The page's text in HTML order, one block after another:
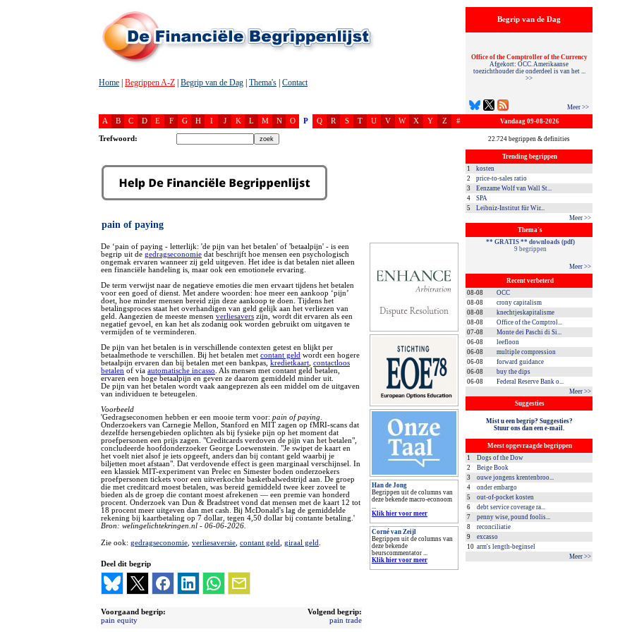
Home Begrippen A-Z Begrip van de Dag Thema's Contact
A B C D E F G H I J K L M N O P Q R S T U V W X Y Z #
Trefwoord:
Begrip van de Dag
Meer >>
Office of the Comptroller of the Currency
Afgekort: OCC. Amerikaanse
toezichthouder die onderdeel is van het ...
>>
Vandaag 09-08-2026
22.724 begrippen & definities
Trending begrippen
1
kosten
2
price-to-sales ratio
3
Eenzame Wolf van Wall St...
4
SPA
5
Leibniz-Institut für Wir...
Meer >>
Thema's
** GRATIS ** downloads (pdf)
9 begrippen
Meer >>
Recent verbeterd
08-08
OCC
08-08
crony capitalism
08-08
knechtjeskapitalisme
08-08
Office of the Comptrol...
07-08
Monte dei Paschi di Si...
06-08
leefloon
06-08
multiple compression
06-08
forward guidance
06-08
buy the dips
06-08
Federal Reserve Bank o...
Meer >>
Suggesties
Mist u een begrip? Suggesties?
Stuur ons dan een e-mail.
Meest opgevraagde begrippen
1
Dogs of the Dow
2
Beige Book
3
ouwe jongens krentenbroo...
4
onder embargo
5
out-of-pocket kosten
6
debt service coverage ra...
7
penny wise, pound foolis...
8
reconciliatie
9
excasso
10 arm's length-beginsel
Meer >>
pain of paying
De ‘pain of paying - letterlijk: 'de pijn van het betalen' of 'betaalpijn' - is een
begrip uit de gedragseconomie dat beschrijft hoe mensen een psychologisch
ongemak ervaren wanneer zij geld uitgeven. Het idee is dat betalen niet alleen
een financiële handeling is, maar ook een emotionele ervaring.
De term verwijst naar de negatieve emoties die men ervaart tijdens het betalen
voor een goed of dienst. Met andere woorden: hoe meer een aankoop ‘pijn’
doet, hoe minder mensen bereid zijn deze aankoop te doen. Tijdens het
betalingsproces staat het overhandigen van geld gelijk aan het verliezen van
geld. Aangezien de meeste mensen verliesavers zijn, wordt dit ervaren als een
negatief gevoel, en kan het als zodanig ook worden gebruikt om uitgaven te
vermijden of te verminderen.
De pijn van het betalen is in verschillende contexten getest en blijkt per
betaalmethode te verschillen. Bij het betalen met contant geld wordt een hogere
betaalpijn ervaren dan bij betalen met een bankpas, kredietkaart contactloos
betalen of via automatische incasso . Als mensen met contant geld betalen,
ervaren een hoge betaalpijn en geven ze daarom gemiddeld minder uit.
De pijn van het betalen wordt vaak aangeprezen als een middel om de uitgaven
van individuen te beteugelen.
Voorbeeld
'Gedragseconomen hebben er een mooie term voor: pain of paying
Onderzoekers van Carnegie Mellon, Stanford en MIT zagen op fMRI-scans dat
dezelfde hersengebieden oplichten als bij fysieke pijn op het moment dat
proefpersonen een prijs zagen. "Creditcards verdoven de pijn van het betalen",
concludeerde hoofdonderzoeker George Loewenstein. "Je swipet de kaart en
het voelt niet alsof je iets opgeeft, anders dan bij contant geld waarbij je
biljetten moet afstaan". Dat verdovende effect is geen marginaal verschijnsel. In
een klassiek MIT-experiment van Prelec en Simester boden onderzoekers
proefpersonen tickets voor een uitverkochte basketbalwedstrijd aan. De groep
die met creditcard moest betalen, was bereid gemiddeld twee keer zoveel te
bieden als de groep die contant moest afrekenen — een premie van honderd
procent. Onderzoek van Dun & Bradstreet vond dat mensen met de kaart 12 tot
18 procent meer uitgeven dan met cash. Bij McDonald's lag de gemiddelde
rekening bij kaartbetaling op 7 dollar, tegen 4,50 dollar bij contante betaling.'
Bron: welingelichtekringen.nl - 06-06-2026.
Zie ook: gedragseconomie verliesaversie contant geld giraal geld
Deel dit begrip
Voorgaand begrip:
pain equity
Volgend begrip:
pain trade
Han de Jong
Begrippen uit de columns van
deze bekende macro-econoom
...
Klik hier voor meer
Corné van Zeijl
Begrippen uit de columns van
deze bekende
beurscommentator ...
Klik hier voor meer